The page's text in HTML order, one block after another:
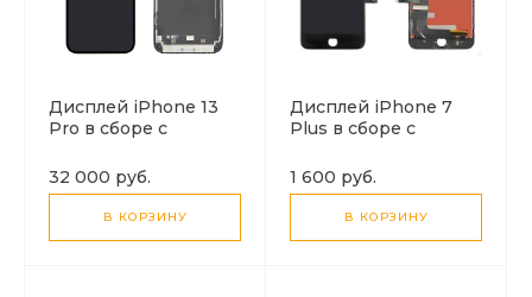
Дисплей iPhone 13
Pro в сборе с
(черный), LCD Org
C/G
32 000 руб.
В КОРЗИНУ
Дисплей iPhone 7
Plus в сборе с
(черный), высокое
качество (HC)
1 600 руб.
В КОРЗИНУ